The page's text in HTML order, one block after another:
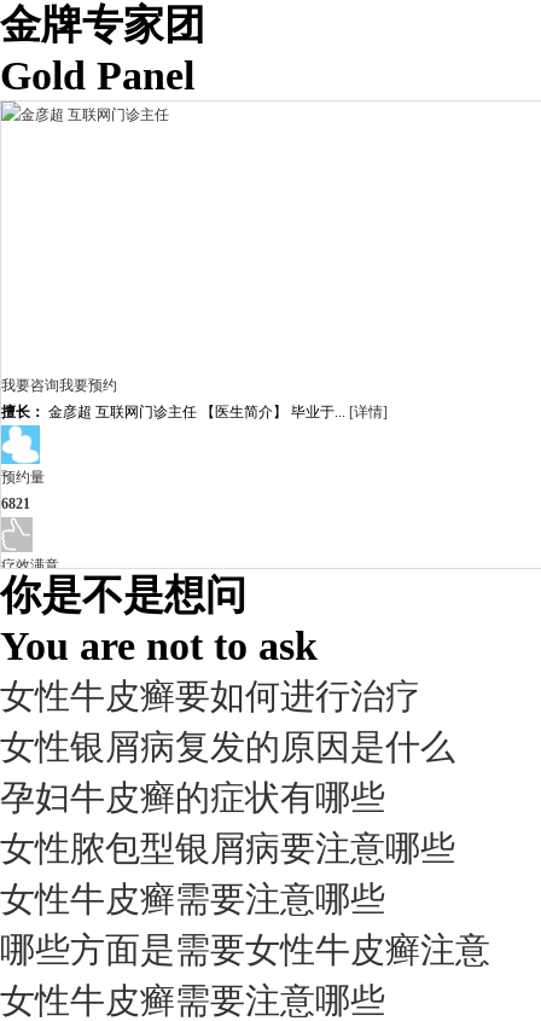
金牌专家团
Gold Panel
我要咨询我要预约
擅长： 金彦超 互联网门诊主任 【医生简介】 毕业于... [详情]
预约量
6821
疗效满意
98%
我要咨询我要预约
擅长： 杨成平 互联网门诊主任【医生简介】 毕业于长江...[详情]
预约量
6821
你是不是想问
You are not to ask
女性牛皮癣要如何进行治疗
女性银屑病复发的原因是什么
孕妇牛皮癣的症状有哪些
女性脓包型银屑病要注意哪些
女性牛皮癣需要注意哪些
哪些方面是需要女性牛皮癣注意
女性牛皮癣需要注意哪些